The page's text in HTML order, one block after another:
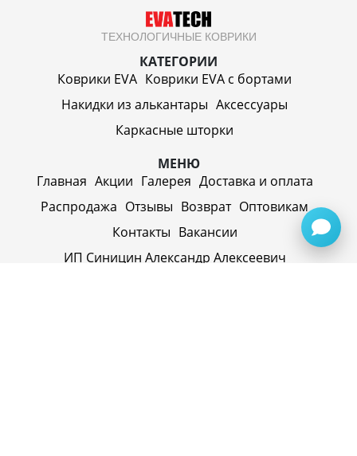
ТЕХНОЛОГИЧНЫЕ КОВРИКИ
КАТЕГОРИИ
Коврики EVA Коврики EVA c бортами
Накидки из алькантары Аксессуары
Каркасные шторки
МЕНЮ
Главная Акции Галерея Доставка и оплата
Распродажа Отзывы Возврат Оптовикам
Контакты Вакансии
ИП Синицин Александр Алексеевич